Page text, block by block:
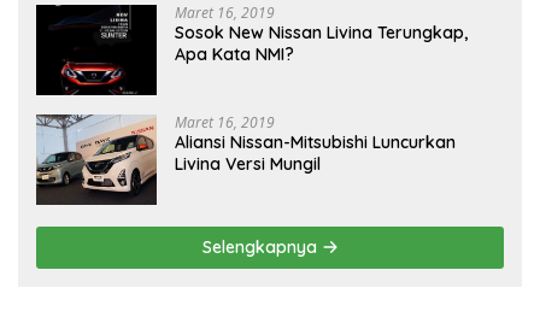
Maret 16, 2019
Sosok New Nissan Livina Terungkap,
Apa Kata NMI?
Maret 16, 2019
Aliansi Nissan-Mitsubishi Luncurkan
Livina Versi Mungil
Selengkapnya